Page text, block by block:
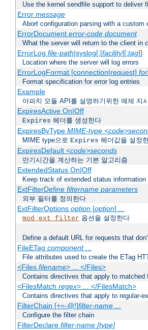
Use the kernel sendfile support to deliver
Error message
Abort configuration parsing with a custom
ErrorDocument error-code document
What the server will return to the client in
ErrorLog file-path|syslog[:[facility][:tag]]
Location where the server will log errors
ErrorLogFormat [connection|request]
Format specification for error log entries
Example
아파치 모듈 API를 설명하기위한 예제 지
ExpiresActive On|Off
Expires 헤더를 생성한다
ExpiresByType MIME-type
MIME type으로 Expires 헤더값을 설정
ExpiresDefault <code>seconds
만기시간을 계산하는 기본 알고리즘
ExtendedStatus On|Off
Keep track of extended status
ExtFilterDefine filtername parameters
외부 필터를 정의한다
ExtFilterOptions option[option] ...
mod_ext_filter 옵션을 설정한다
Define a default URL for requests that
FileETag component...
File attributes used to create the ETag
<Files filename> ... </Files>
Contains directives that apply to matched
<FilesMatch regex> ... </FilesMatch>
Contains directives that apply to regular-
FilterChain [+=-@!]filter-name ...
Configure the filter chain
FilterDeclare filter-name [type]